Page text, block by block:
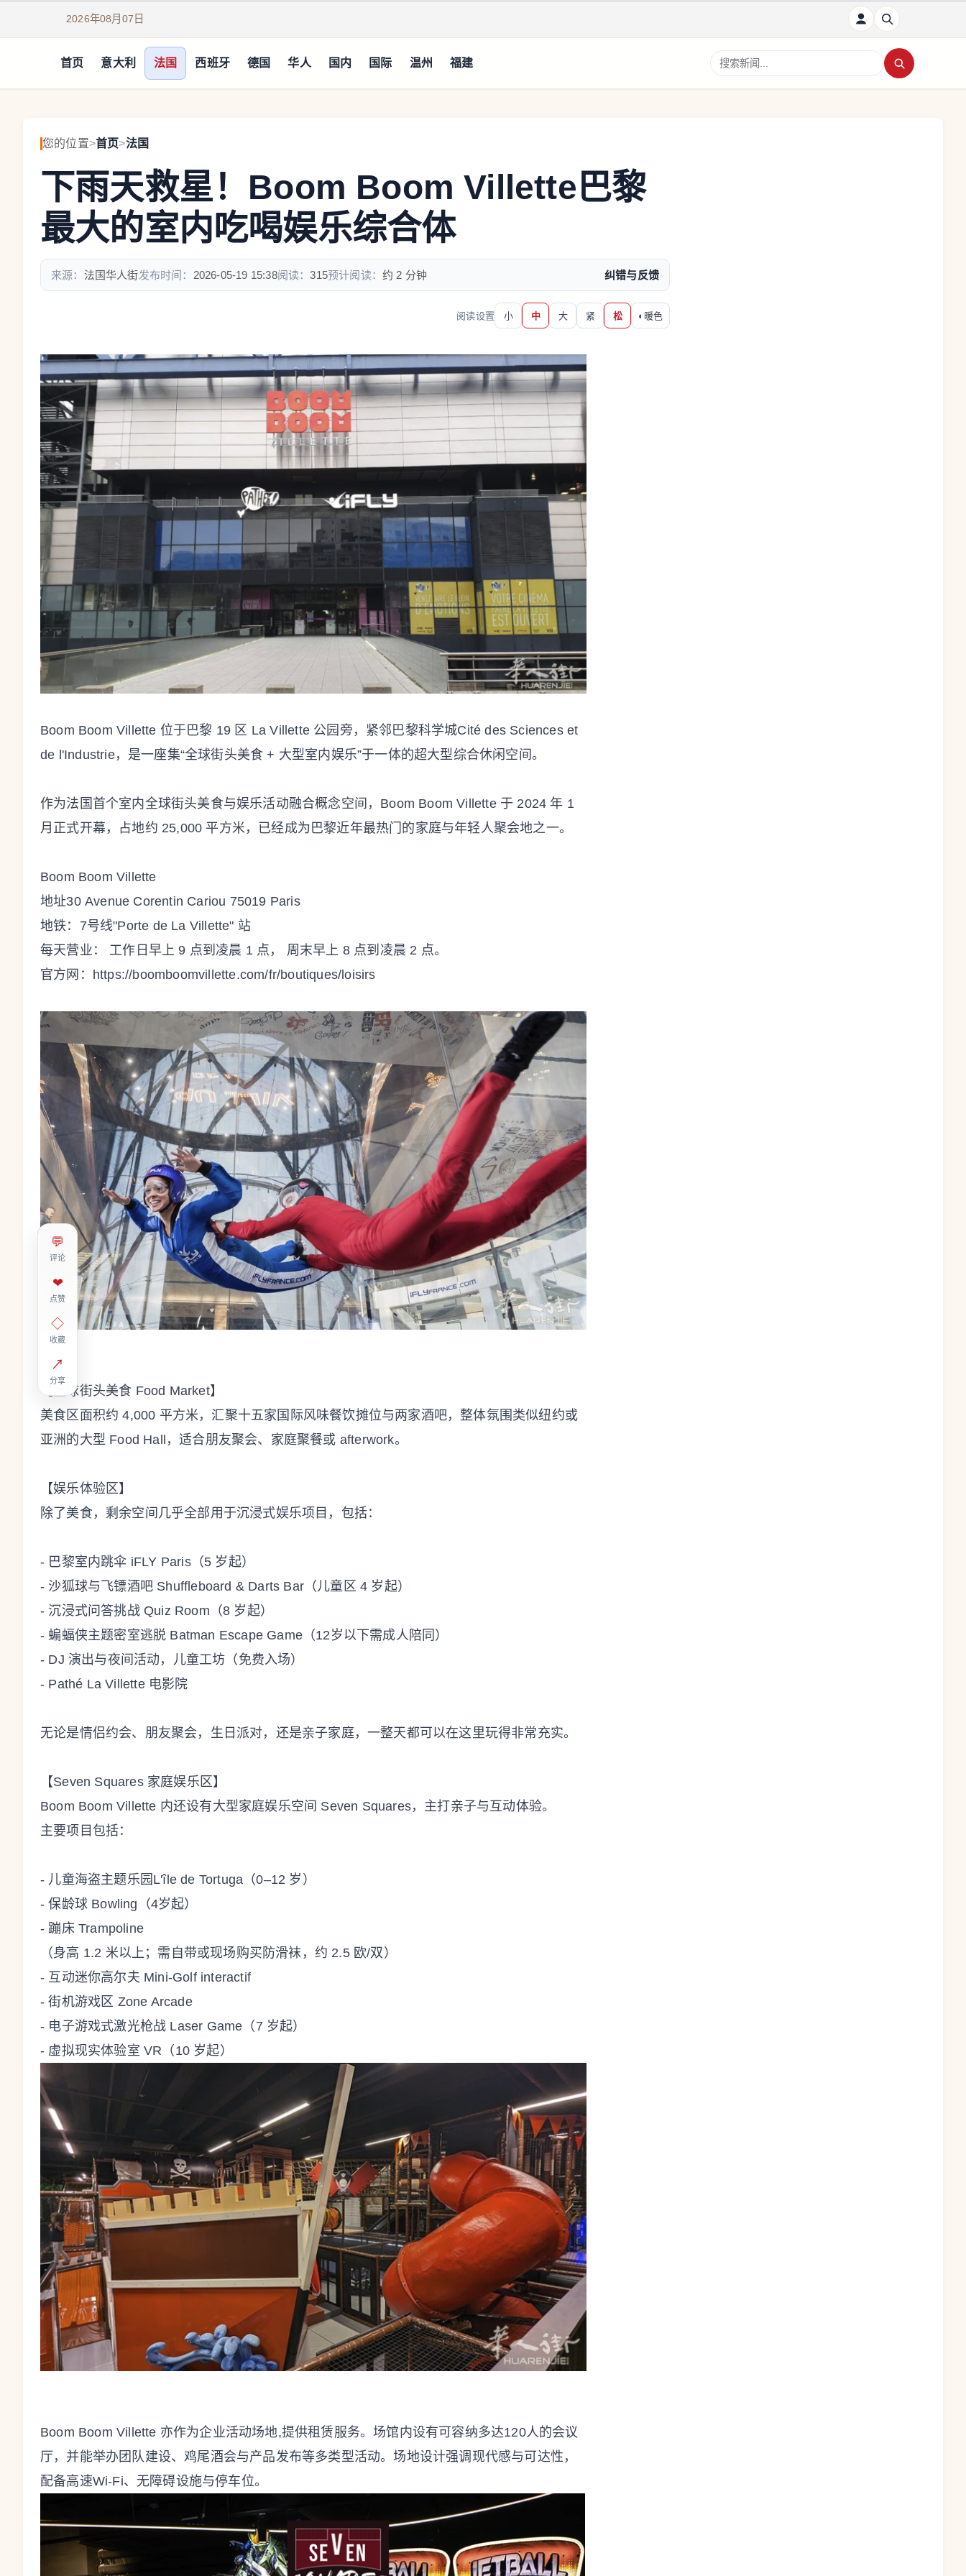
2026年08月07日
首页 意大利 法国 西班牙 德国 华人 国内 国际 温州 福建
搜索新闻
您的位置>首页>法国
下雨天救星！Boom Boom Villette巴黎
最大的室内吃喝娱乐综合体
来源： 法国华人街发布时间： 2026-05-19 15:38阅读：315预计阅读：约 2 分钟 纠错与反馈
阅读设置 小 中 大 紧 松 ◐ 暖色
💬
评论
❤
点赞
◇
收藏
↗
分享
Boom Boom Villette 位于巴黎 19 区 La Villette 公园旁，紧邻巴黎科学城Cité des Sciences et
de l'Industrie，是一座集“全球街头美食 + 大型室内娱乐”于一体的超大型综合休闲空间。
作为法国首个室内全球街头美食与娱乐活动融合概念空间，Boom Boom Villette 于 2024 年 1
月正式开幕，占地约 25,000 平方米，已经成为巴黎近年最热门的家庭与年轻人聚会地之一。
Boom Boom Villette
地址30 Avenue Corentin Cariou 75019 Paris
地铁：7号线"Porte de La Villette" 站
每天营业： 工作日早上 9 点到凌晨 1 点， 周末早上 8 点到凌晨 2 点。
官方网： https://boomboomvillette.com/fr/boutiques/loisirs
【全球街头美食 Food Market】
美食区面积约 4,000 平方米，汇聚十五家国际风味餐饮摊位与两家酒吧，整体氛围类似纽约或
亚洲的大型 Food Hall，适合朋友聚会、家庭聚餐或 afterwork。
【娱乐体验区】
除了美食，剩余空间几乎全部用于沉浸式娱乐项目，包括：
- 巴黎室内跳伞 iFLY Paris（5 岁起）
- 沙狐球与飞镖酒吧 Shuffleboard & Darts Bar（儿童区 4 岁起）
- 沉浸式问答挑战 Quiz Room（8 岁起）
- 蝙蝠侠主题密室逃脱 Batman Escape Game（12岁以下需成人陪同）
- DJ 演出与夜间活动，儿童工坊（免费入场）
- Pathé La Villette 电影院
无论是情侣约会、朋友聚会，生日派对，还是亲子家庭，一整天都可以在这里玩得非常充实。
【Seven Squares 家庭娱乐区】
Boom Boom Villette 内还设有大型家庭娱乐空间 Seven Squares，主打亲子与互动体验。
主要项目包括：
- 儿童海盗主题乐园L'île de Tortuga（0–12 岁）
- 保龄球 Bowling（4岁起）
- 蹦床 Trampoline
（身高 1.2 米以上；需自带或现场购买防滑袜，约 2.5 欧/双）
- 互动迷你高尔夫 Mini-Golf interactif
- 街机游戏区 Zone Arcade
- 电子游戏式激光枪战 Laser Game（7 岁起）
- 虚拟现实体验室 VR（10 岁起）
Boom Boom Villette 亦作为企业活动场地,提供租赁服务。场馆内设有可容纳多达120人的会议
厅，并能举办团队建设、鸡尾酒会与产品发布等多类型活动。场地设计强调现代感与可达性，
配备高速Wi-Fi、无障碍设施与停车位。